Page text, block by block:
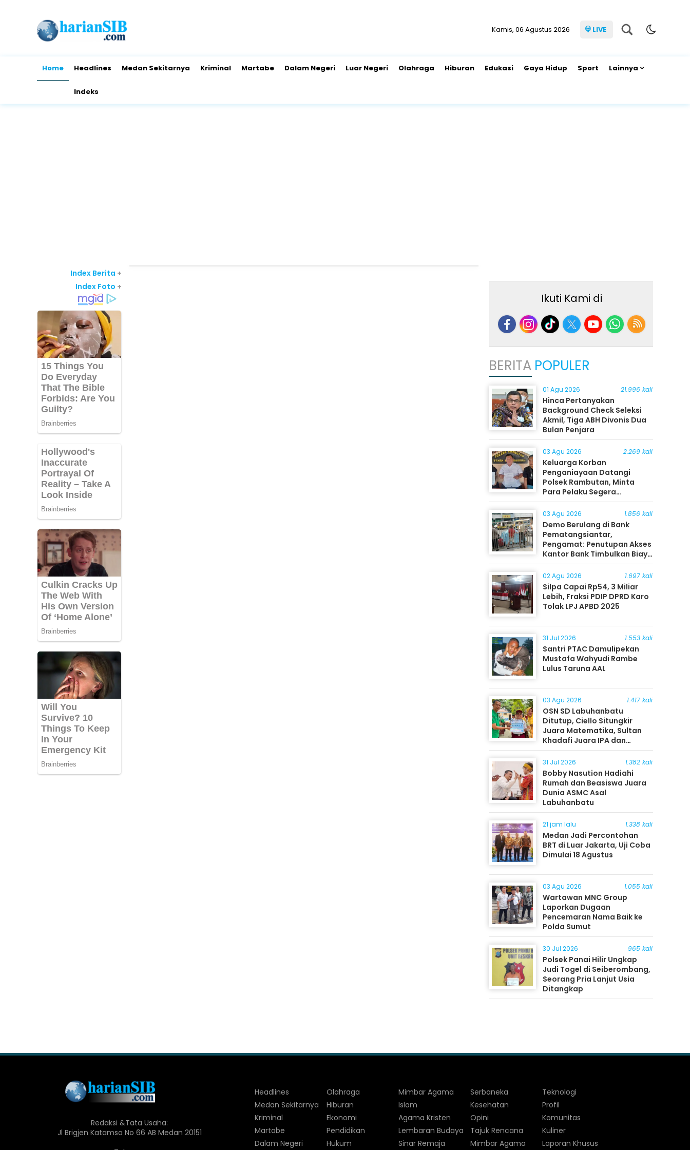
Kamis, 06 Agustus 2026 LIVE
Home Headlines Medan Sekitarnya Kriminal Martabe Dalam Negeri Luar Negeri Olahraga Hiburan Edukasi Gaya Hidup Sport Lainnya
Indeks
Index Berita +
Index Foto +
Ikuti Kami di
BERITA POPULER
01 Agu 2026 21.996 kali
Hinca Pertanyakan
Background Check Seleksi
Akmil, Tiga ABH Divonis Dua
Bulan Penjara
03 Agu 2026 2.269 kali
Keluarga Korban
Penganiayaan Datangi
Polsek Rambutan, Minta
Para Pelaku Segera
Ditangkap
03 Agu 2026 1.856 kali
Demo Berulang di Bank
Pematangsiantar,
Pengamat: Penutupan Akses
Kantor Bank Timbulkan Biaya
Ekonomi bagi Masyarakat
02 Agu 2026 1.697 kali
Silpa Capai Rp54, 3 Miliar
Lebih, Fraksi PDIP DPRD Karo
Tolak LPJ APBD 2025
31 Jul 2026 1.553 kali
Santri PTAC Damulipekan
Mustafa Wahyudi Rambe
Lulus Taruna AAL
03 Agu 2026 1.417 kali
OSN SD Labuhanbatu
Ditutup, Ciello Situngkir
Juara Matematika, Sultan
Khadafi Juara IPA dan
Timothy Rangkuti Juara IPS
31 Jul 2026 1.382 kali
Bobby Nasution Hadiahi
Rumah dan Beasiswa Juara
Dunia ASMC Asal
Labuhanbatu
21 jam lalu 1.338 kali
Medan Jadi Percontohan
BRT di Luar Jakarta, Uji Coba
Dimulai 18 Agustus
03 Agu 2026 1.055 kali
Wartawan MNC Group
Laporkan Dugaan
Pencemaran Nama Baik ke
Polda Sumut
30 Jul 2026 965 kali
Polsek Panai Hilir Ungkap
Judi Togel di Seiberombang,
Seorang Pria Lanjut Usia
Ditangkap
Redaksi &Tata Usaha:
Jl Brigjen Katamso No 66 AB Medan 20151
Headlines
Medan Sekitarnya
Kriminal
Martabe
Dalam Negeri
Olahraga
Hiburan
Ekonomi
Pendidikan
Hukum
Mimbar Agama
Islam
Agama Kristen
Lembaran Budaya
Sinar Remaja
Serbaneka
Kesehatan
Opini
Tajuk Rencana
Mimbar Agama
Teknologi
Profil
Komunitas
Kuliner
Laporan Khusus